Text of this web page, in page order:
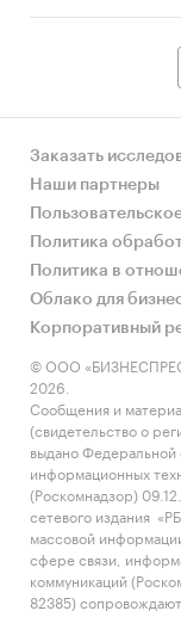
Заказать
Наши партнеры
Политика
Политика в
Облако для
Корпоративный
© ООО
2026.
Сообщения и
(свидетельство о
выдано Федеральной
информационных
(Роскомнадзор)
сетевого издания
массовой
сфере связи,
коммуникаций
82385)